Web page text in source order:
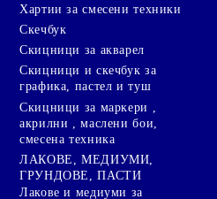
Хартии за смесени техники
Скечбук
Скицници за акварел
Скицници и скечбук за
графика, пастел и туш
Скицници за маркери ,
акрилни , маслени бои,
смесена техника
ЛАКОВЕ, МЕДИУМИ,
ГРУНДОВЕ, ПАСТИ
Лакове и медиуми за